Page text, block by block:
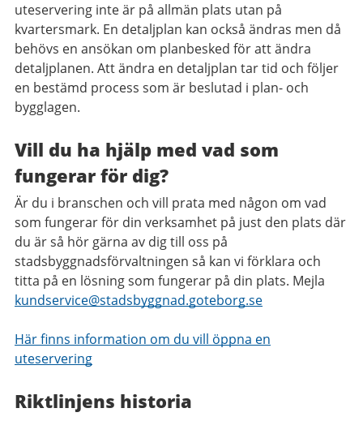
uteservering inte är på allmän plats utan på
kvartersmark. En detaljplan kan också ändras men då
behövs en ansökan om planbesked för att ändra
detaljplanen. Att ändra en detaljplan tar tid och följer
en bestämd process som är beslutad i plan- och
bygglagen.
Vill du ha hjälp med vad som
fungerar för dig?
Är du i branschen och vill prata med någon om vad
som fungerar för din verksamhet på just den plats där
du är så hör gärna av dig till oss på
stadsbyggnadsförvaltningen så kan vi förklara och
titta på en lösning som fungerar på din plats. Mejla
kundservice@stadsbyggnad.goteborg.se
Här finns information om du vill öppna en
uteservering
Riktlinjens historia